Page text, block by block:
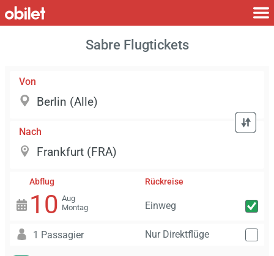
Sabre Flugtickets
Von
Nach
Abflug
10 Aug
Montag
Rückreise
Einweg
1 Passagier Nur Direktflüge